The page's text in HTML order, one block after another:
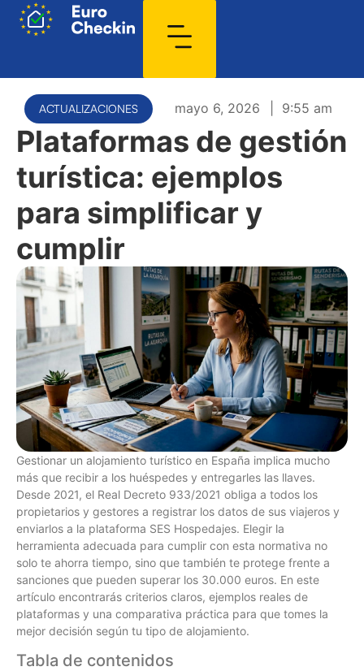
ACTUALIZACIONES mayo 6, 2026 9:55 am
Plataformas de gestión
turística: ejemplos
para simplificar y
cumplir
Gestionar un alojamiento turístico en España implica mucho
más que recibir a los huéspedes y entregarles las llaves.
Desde 2021, el Real Decreto 933/2021 obliga a todos los
propietarios y gestores a registrar los datos de sus viajeros y
enviarlos a la plataforma SES Hospedajes. Elegir la
herramienta adecuada para cumplir con esta normativa no
solo te ahorra tiempo, sino que también te protege frente a
sanciones que pueden superar los 30.000 euros. En este
artículo encontrarás criterios claros, ejemplos reales de
plataformas y una comparativa práctica para que tomes la
mejor decisión según tu tipo de alojamiento.
Tabla de contenidos